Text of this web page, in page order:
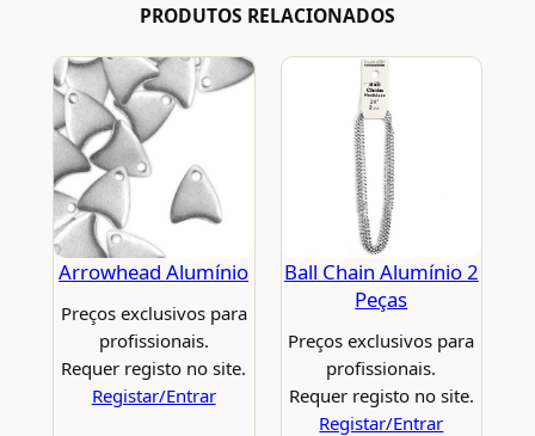
PRODUTOS RELACIONADOS
Arrowhead Alumínio
Preços exclusivos para
profissionais.
Requer registo no site.
Registar/Entrar
Ball Chain Alumínio 2
Peças
Preços exclusivos para
profissionais.
Requer registo no site.
Registar/Entrar